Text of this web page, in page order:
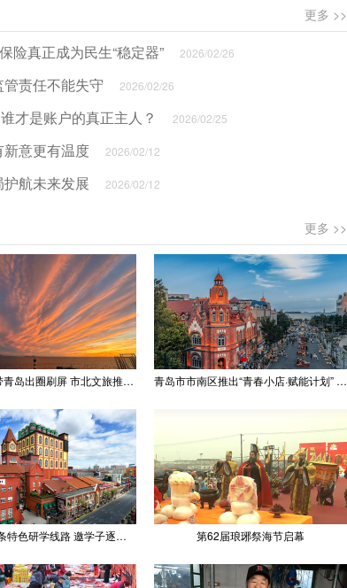
更多 >>
险真正成为民生“稳定器” 2026/02/26
责任不能失守 2026/02/26
才是账户的真正主人？ 2026/02/25
意更有温度 2026/02/12
航未来发展 2026/02/12
更多 >>
“世纪晚霞”带青岛出圈刷屏 市北文旅推出精品线路 青岛市市南区推出“青春小店·赋能计划” 聚满青岛温情
青岛推出十条特色研学线路 邀学子逐梦深蓝探知山海 第62届琅琊祭海节启幕